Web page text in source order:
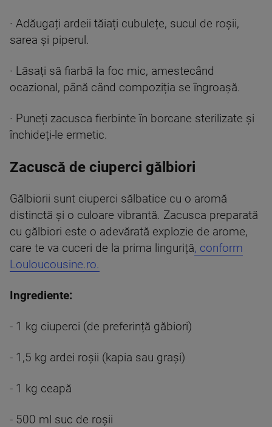
· Adăugați ardeii tăiați cubulețe, sucul de roșii,
sarea și piperul.
· Lăsați să fiarbă la foc mic, amestecând
ocazional, până când compoziția se îngroașă.
· Puneți zacusca fierbinte în borcane sterilizate și
închideți-le ermetic.
Zacuscă de ciuperci gălbiori
Gălbiorii sunt ciuperci sălbatice cu o aromă
distinctă și o culoare vibrantă. Zacusca preparată
cu gălbiori este o adevărată explozie de arome,
care te va cuceri de la prima linguriță, conform
Louloucousine.ro.
Ingrediente:
- 1 kg ciuperci (de preferință găbiori)
- 1,5 kg ardei roșii (kapia sau grași)
- 1 kg ceapă
- 500 ml suc de roșii